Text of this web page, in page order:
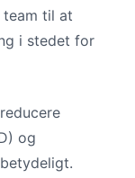
til at
i stedet for
og